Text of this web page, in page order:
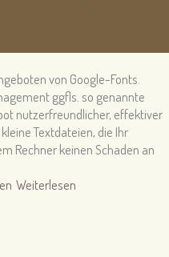
von Google-Fonts.
ggfls. so genannte
nutzerfreundlicher, effektiver
Textdateien, die Ihr
Rechner keinen Schaden an
Weiterlesen